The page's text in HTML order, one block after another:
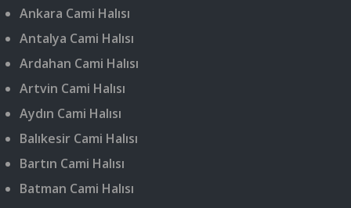
Ankara Cami Halısı
Antalya Cami Halısı
Ardahan Cami Halısı
Artvin Cami Halısı
Aydın Cami Halısı
Balıkesir Cami Halısı
Bartın Cami Halısı
Batman Cami Halısı